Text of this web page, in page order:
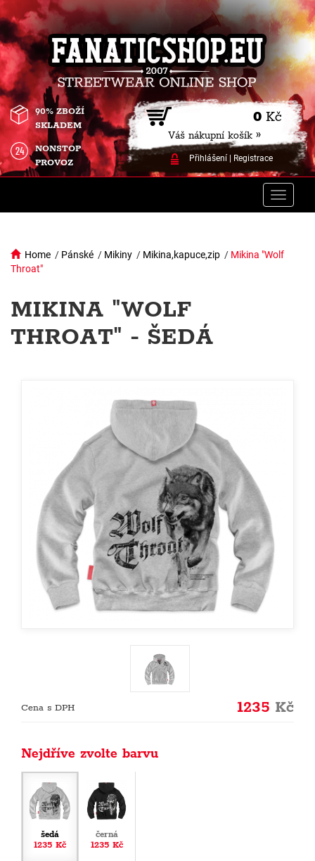
0 Kč
Váš nákupní košík »
Přihlášení| Registrace
90% ZBOŽÍ
SKLADEM
NONSTOP
PROVOZ
Toggle
Home / Pánské / Mikiny / Mikina,kapuce,zip / Mikina "Wolf
Throat"
MIKINA "WOLF
THROAT" - ŠEDÁ
Cena s DPH 1235 Kč
Nejdříve zvolte barvu
šedá
1235 Kč
černá
1235 Kč